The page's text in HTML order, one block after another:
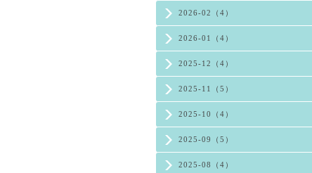
2026-02（4）
2026-01（4）
2025-12（4）
2025-11（5）
2025-10（4）
2025-09（5）
2025-08（4）